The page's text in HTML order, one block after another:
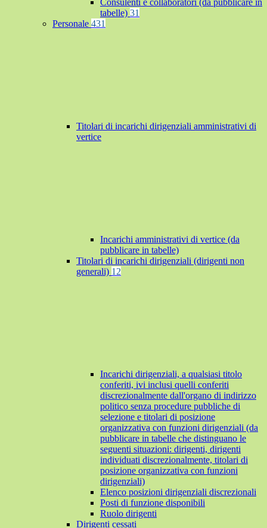
Consulenti e collaboratori (da pubblicare in
tabelle) 31
Personale 431
Titolari di incarichi dirigenziali amministrativi di
vertice
Incarichi amministrativi di vertice (da
pubblicare in tabelle)
Titolari di incarichi dirigenziali (dirigenti non
generali) 12
Incarichi dirigenziali, a qualsiasi titolo
conferiti, ivi inclusi quelli conferiti
discrezionalmente dall'organo di indirizzo
politico senza procedure pubbliche di
selezione e titolari di posizione
organizzativa con funzioni dirigenziali (da
pubblicare in tabelle che distinguano le
seguenti situazioni: dirigenti, dirigenti
individuati discrezionalmente, titolari di
posizione organizzativa con funzioni
dirigenziali)
Elenco posizioni dirigenziali discrezionali
Posti di funzione disponibili
Ruolo dirigenti
Dirigenti cessati